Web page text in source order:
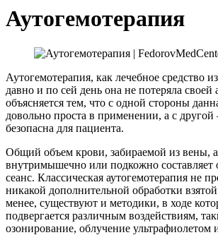
Аутогемотерапия
Аутогемотерапия, как лечебное средство
давно и по сей день она не потеряла своей
объясняется тем, что с одной стороны
довольно проста в применении, а с
безопасна для пациента.
Общий объем крови, забираемой из вены,
внутримышечно или подкожно составляет
сеанс. Классическая аутогемотерапия не
никакой дополнительной обработки
менее, существуют и методики, в ходе
подвергается различным воздействиям,
озонирование, облучение ультрафиолетом